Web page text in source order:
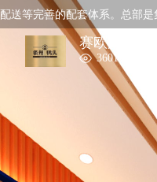
赛欧广告
3601
等完善的配套体系。总部是集